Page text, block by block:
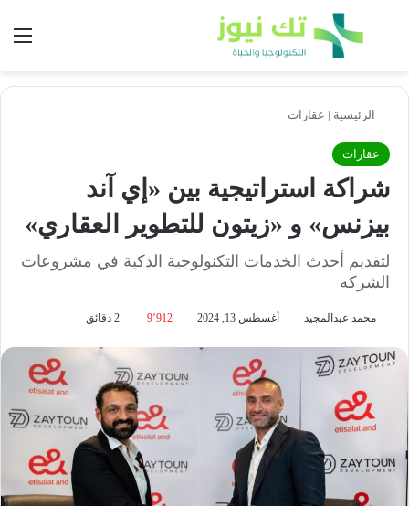
بحث عن
الرئيسية | عقارات
عقارات
شراكة استراتيجية بين «إي آند
بيزنس» و «زيتون للتطوير العقاري»
لتقديم أحدث الخدمات التكنولوجية الذكية في مشروعات
الشركه
محمد عبدالمجيد أغسطس 13, 2024 9٬912